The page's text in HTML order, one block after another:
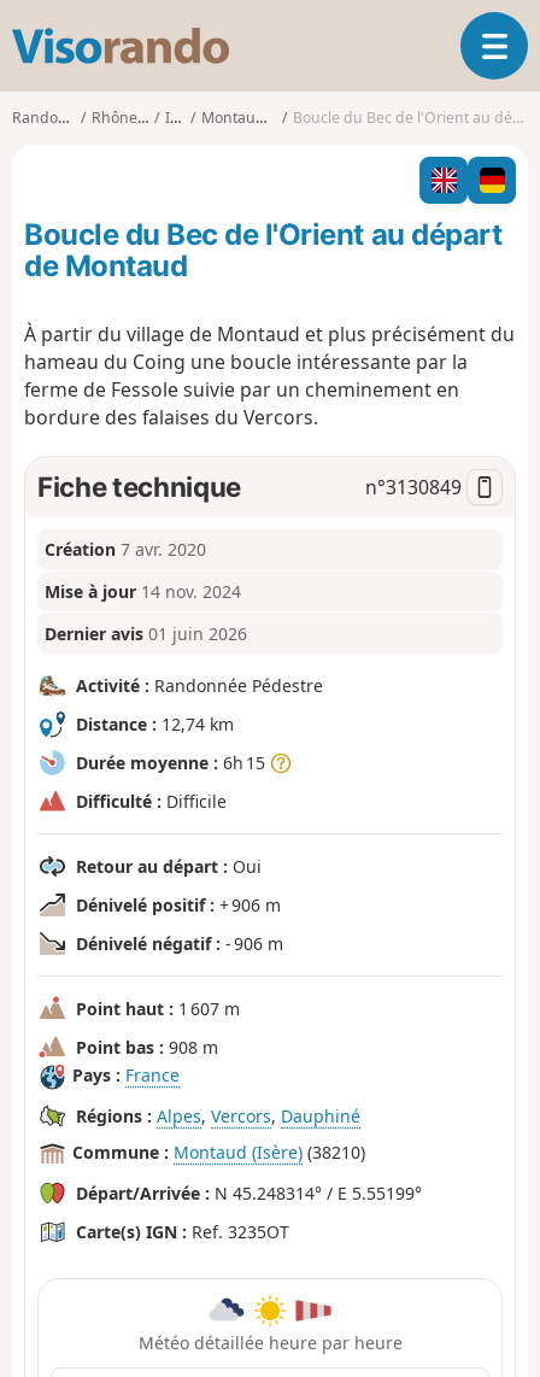
s
o
o
O
u
v
i
r
l
a
i
o
Randonnées Rhône-Alpes Isère Montaud (Isère) Boucle du Bec de l'Orient au départ de Montaud
Boucle du Bec de l'Orient au départ
de Montaud
À partir du village de Montaud et plus précisément du
hameau du Coing une boucle intéressante par la
ferme de Fessole suivie par un cheminement en
bordure des falaises du Vercors.
Fiche technique n°3130849
Création 7 avr. 2020
Mise à jour 14 nov. 2024
Dernier avis 01 juin 2026
Activité : Randonnée Pédestre
Distance : 12,74 km
Durée moyenne : 6h 15
Difficulté : Difficile
Retour au départ : Oui
Dénivelé positif : + 906 m
Dénivelé négatif : - 906 m
Point haut : 1 607 m
Point bas : 908 m
Pays : France
Régions : Alpes, Vercors, Dauphiné
Commune : Montaud (Isère) (38210)
Départ/Arrivée : N 45.248314° / E 5.55199°
Carte(s) IGN : Ref. 3235OT
Météo détaillée heure par heure